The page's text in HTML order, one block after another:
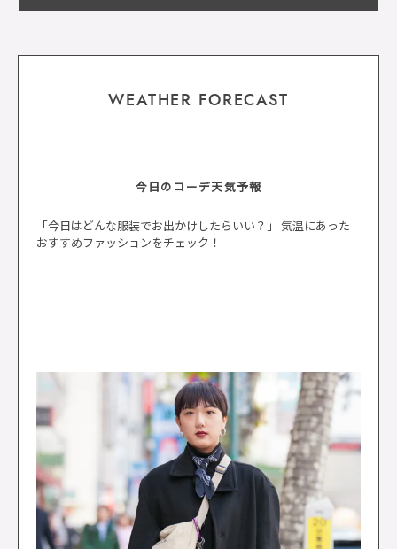
WEATHER FORECAST
今日のコーデ天気予報
「今日はどんな服装でお出かけしたらいい？」 気温にあった
おすすめファッションをチェック！